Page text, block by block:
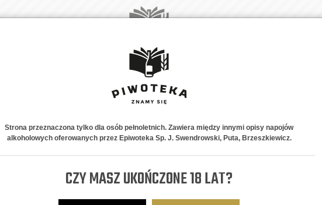
PIWNE STYLE NA PREZENT
Fruit & Mango/peach
Free Gelato
Mango/peach
Strona przeznaczona tylko dla osób pełnoletnich. Zawiera między innymi opisy napojów
alkoholowych oferowanych przez Epiwoteka Sp. J. Swendrowski, Puta, Brzeszkiewicz.
CZY MASZ UKOŃCZONE 18 LAT?